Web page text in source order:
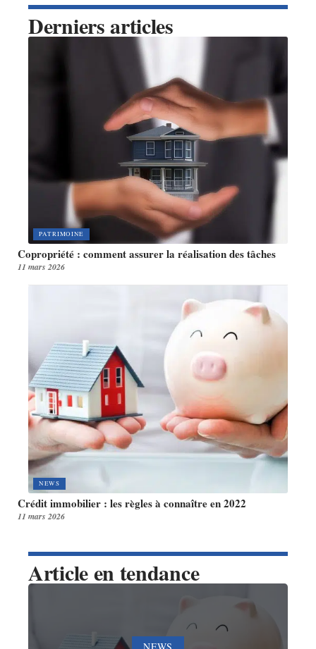
Derniers articles
PATRIMOINE
Copropriété : comment assurer la réalisation des tâches
11 mars 2026
NEWS
Crédit immobilier : les règles à connaître en 2022
11 mars 2026
Article en tendance